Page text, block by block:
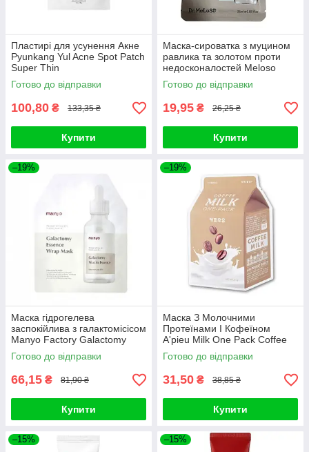
Пластирі для усунення Акне
Pyunkang Yul Acne Spot Patch
Super Thin
Готово до відправки
100,80 ₴ 133,35 ₴
Купити
Маска-сироватка з муцином
равлика та золотом проти
недосконалостей Meloso
Snail + Gold Anti Blemish
Готово до відправки
19,95 ₴ 26,25 ₴
Купити
–19%
Маска гідрогелева
заспокійлива з галактомісісом
Manyo Factory Galactomy
Essence Wrap Mask 30ml
Готово до відправки
66,15 ₴ 81,90 ₴
Купити
–19%
Маска З Молочними
Протеїнами І Кофеїном
A'pieu Milk One Pack Coffee
Milk
Готово до відправки
31,50 ₴ 38,85 ₴
Купити
–15% –15%